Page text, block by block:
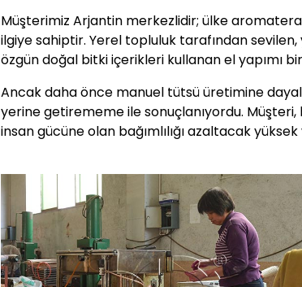
Müşterimiz Arjantin merkezlidir; ülke
ilgiye sahiptir. Yerel topluluk tarafından
özgün doğal bitki içerikleri kullanan el yapımı
Ancak daha önce manuel tütsü üretimine
yerine getirememe ile sonuçlanıyordu.
insan gücüne olan bağımlılığı azaltacak